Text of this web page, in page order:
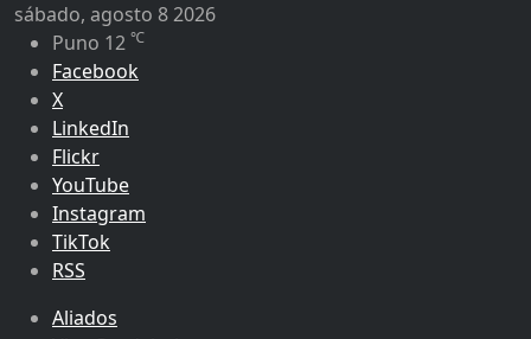
sábado, agosto 8 2026
Puno 12 ℃
Facebook
X
LinkedIn
Flickr
YouTube
Instagram
TikTok
RSS
Aliados